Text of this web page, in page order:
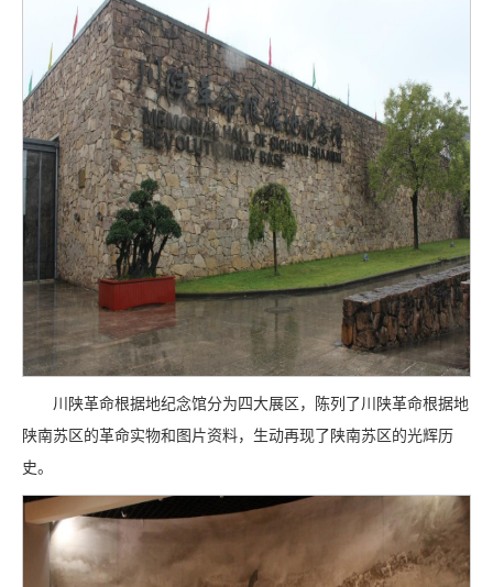
川陕革命根据地纪念馆分为四大展区，陈列了川陕革命根据地
陕南苏区的革命实物和图片资料，生动再现了陕南苏区的光辉历
史。